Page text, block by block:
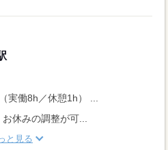
実働8h／休憩1h） ...
休みの調整が可...
と見る